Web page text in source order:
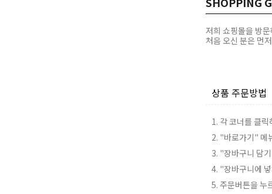
저희 쇼핑몰을 방
처음 오신 분은 먼저
상품 주문방법
1. 각 코너를 클
2. "바로가기" 메
3. "장바구니 담
4. "장바구니에
5. 주문버튼을 누